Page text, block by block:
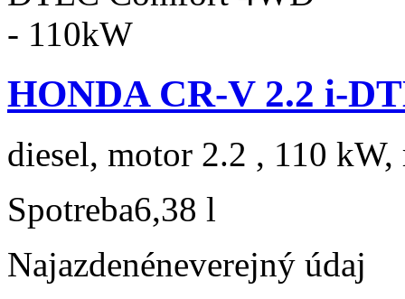
HONDA CR-V 2.2 i-
diesel, motor 2.2 , 110 kW,
Spotreba6,38 l
Najazdenéneverejný údaj